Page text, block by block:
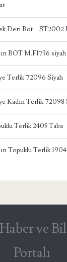
Deri Bot – ST2002
BOT M.F1736 siyah
Terlik 72096 Siyah
Kadın Terlik 72098
Terlik 2405 Taba
Topuklu Terlik
ve
Portalı